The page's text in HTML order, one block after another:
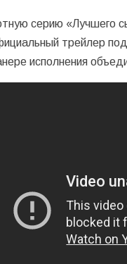
серию «Лучшего
трейлер
исполнения